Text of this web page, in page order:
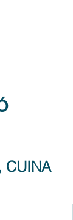
CUINA